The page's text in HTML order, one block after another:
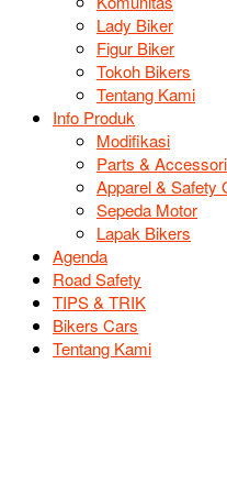
Lady Biker
Figur Biker
Tokoh Bikers
Tentang Kami
Info Produk
Modifikasi
Parts &
Apparel & Safety
Sepeda Motor
Lapak Bikers
Agenda
Road Safety
TIPS & TRIK
Bikers Cars
Tentang Kami